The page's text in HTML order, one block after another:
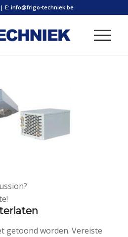
|E: info@frigo-techniek.be
getoond worden. Vereiste